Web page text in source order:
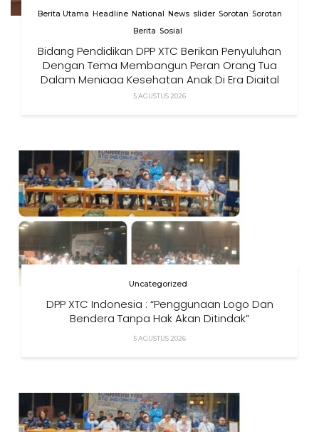
Berita Utama Headline National News slider Sorotan Sorotan
Berita Sosial
Bidang Pendidikan DPP XTC Berikan Penyuluhan
Dengan Tema Membangun Peran Orang Tua
Dalam Menjaga Kesehatan Anak Di Era Digital
5 AGUSTUS 2026
Uncategorized
DPP XTC Indonesia : “Penggunaan Logo Dan
Bendera Tanpa Hak Akan Ditindak”
5 AGUSTUS 2026